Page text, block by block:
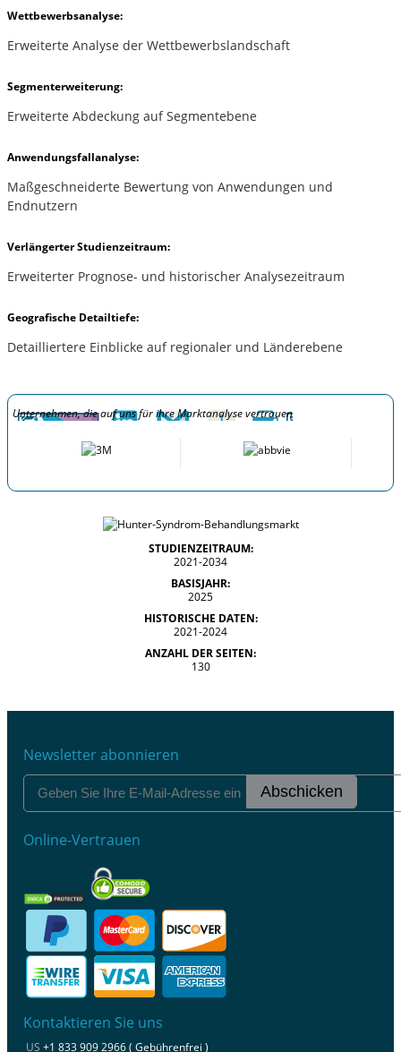
Wettbewerbsanalyse:
Erweiterte Analyse der Wettbewerbslandschaft
Segmenterweiterung:
Erweiterte Abdeckung auf Segmentebene
Anwendungsfallanalyse:
Maßgeschneiderte Bewertung von Anwendungen und
Endnutzern
Verlängerter Studienzeitraum:
Erweiterter Prognose- und historischer Analysezeitraum
Geografische Detailtiefe:
Detailliertere Einblicke auf regionaler und Länderebene
Unternehmen, die auf uns für ihre Marktanalyse vertrauen
STUDIENZEITRAUM:
2021-2034
BASISJAHR:
2025
HISTORISCHE DATEN:
2021-2024
ANZAHL DER SEITEN:
130
Newsletter abonnieren
Abschicken
Online-Vertrauen
Kontaktieren Sie uns
US +1 833 909 2966 ( Gebührenfrei )